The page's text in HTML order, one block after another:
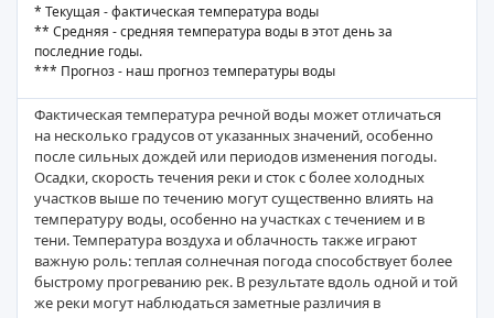
* Текущая - фактическая температура воды
** Средняя - средняя температура воды в этот день за
последние годы.
*** Прогноз - наш прогноз температуры воды
Фактическая температура речной воды может отличаться
на несколько градусов от указанных значений, особенно
после сильных дождей или периодов изменения погоды.
Осадки, скорость течения реки и сток с более холодных
участков выше по течению могут существенно влиять на
температуру воды, особенно на участках с течением и в
тени. Температура воздуха и облачность также играют
важную роль: теплая солнечная погода способствует более
быстрому прогреванию рек. В результате вдоль одной и той
же реки могут наблюдаться заметные различия в